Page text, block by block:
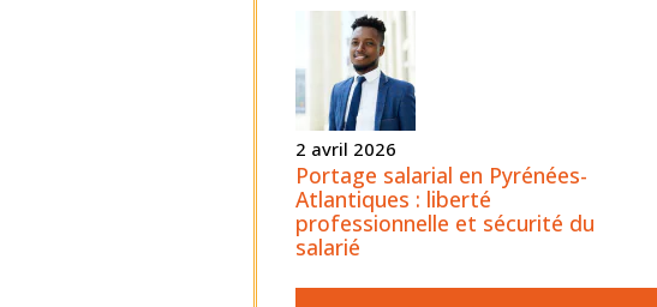
2 avril 2026
Portage salarial en Pyrénées-
Atlantiques : liberté
professionnelle et sécurité du
salarié